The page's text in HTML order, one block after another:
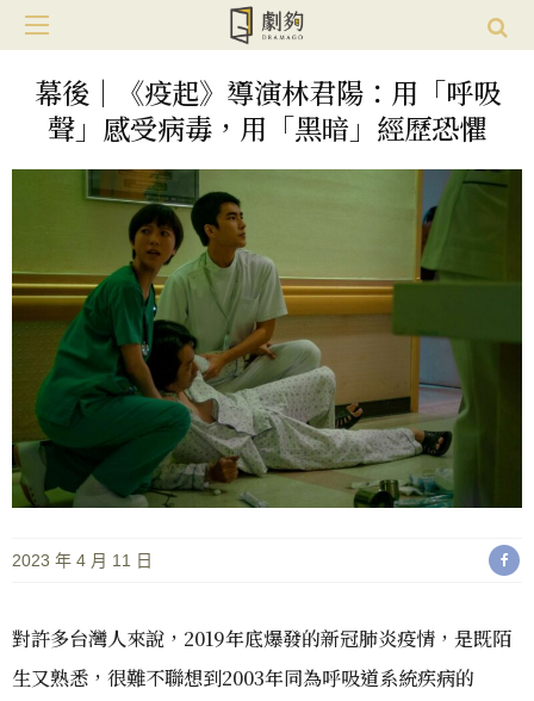
幕後｜《疫起》導演林君陽：用「呼吸
聲」感受病毒，用「黑暗」經歷恐懼
2023 年 4 月 11 日
對許多台灣人來說，2019年底爆發的新冠肺炎疫情，是既陌
生又熟悉，很難不聯想到2003年同為呼吸道系統疾病的